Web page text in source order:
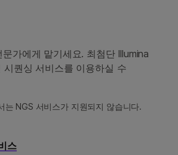
가에게 맡기세요. 최첨단 Illumina
시퀀싱 서비스를 이용하실 수
는 NGS 서비스가 지원되지 않습니다.
스